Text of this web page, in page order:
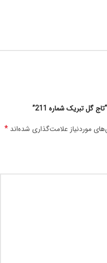
تبریک شماره 211”
موردنیاز علامت‌گذاری شده‌اند *